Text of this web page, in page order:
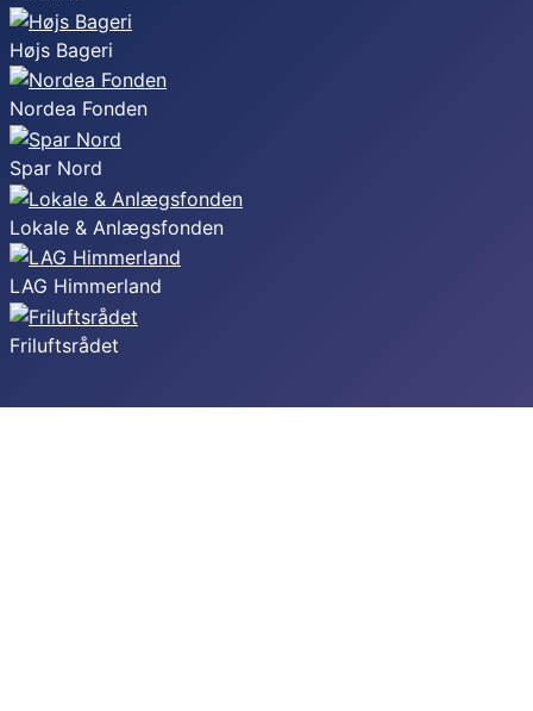
Højs Bageri
Nordea Fonden
Spar Nord
Lokale & Anlægsfonden
LAG Himmerland
Friluftsrådet